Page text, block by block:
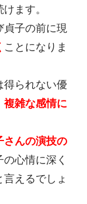
ます。
貞子の前に現
ことになりま
得られない優
複雑な感情に
さんの演技の
心情に深く
えるでしょ